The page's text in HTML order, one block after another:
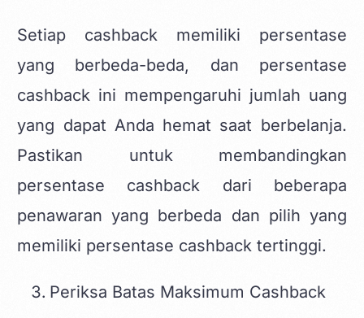
Setiap cashback memiliki persentase
yang berbeda-beda, dan persentase
cashback ini mempengaruhi jumlah uang
yang dapat Anda hemat saat berbelanja.
Pastikan untuk membandingkan
persentase cashback dari beberapa
penawaran yang berbeda dan pilih yang
memiliki persentase cashback tertinggi.
Periksa Batas Maksimum Cashback